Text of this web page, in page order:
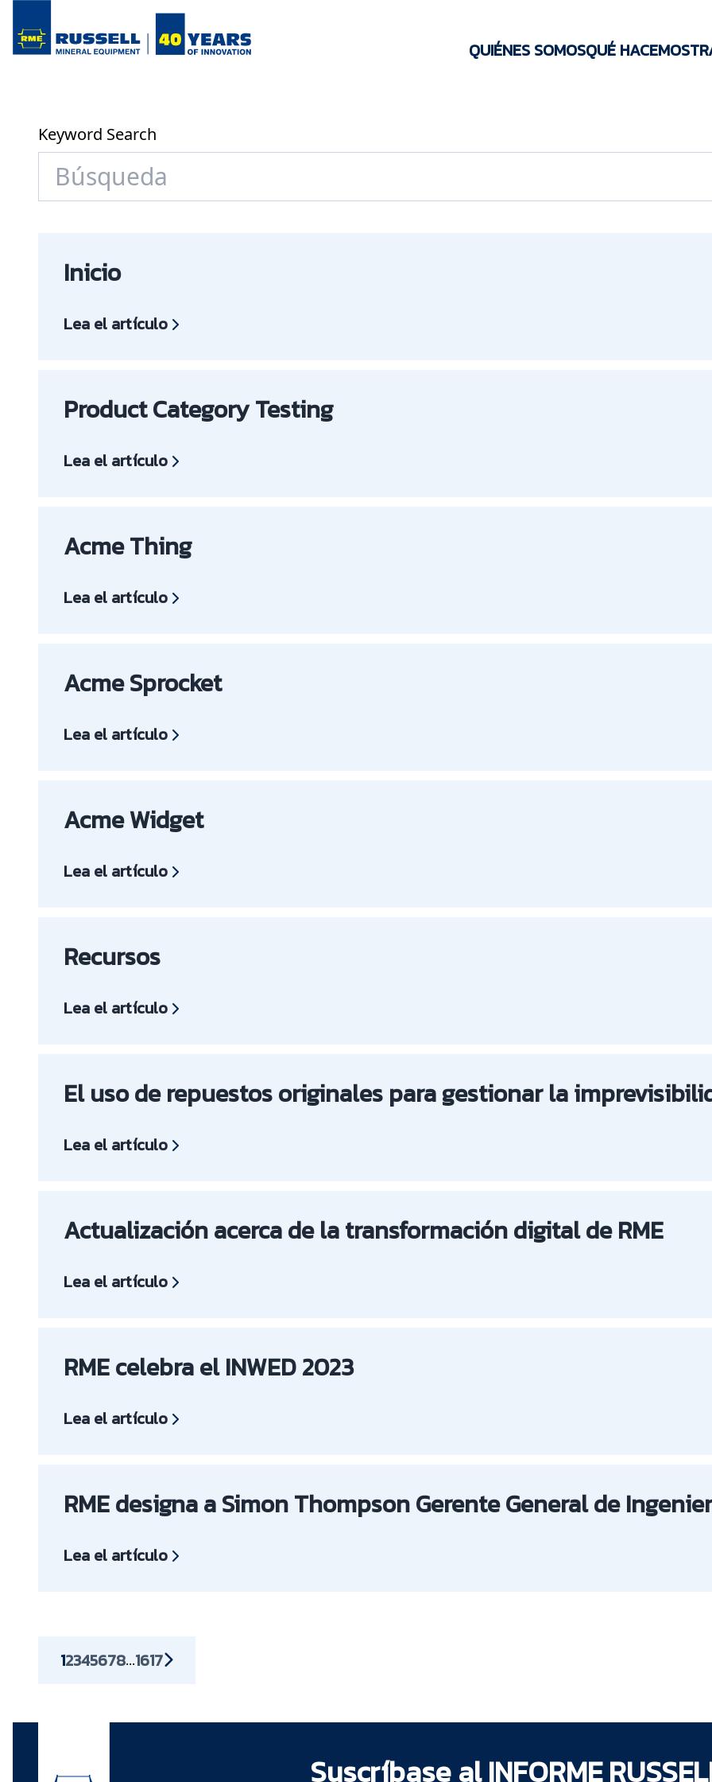
QUIÉNES SOMOSQUÉ HACEMOS
Keyword Search
Inicio
Lea el artículo
Product Category Testing
Lea el artículo
Acme Thing
Lea el artículo
Acme Sprocket
Lea el artículo
Acme Widget
Lea el artículo
Recursos
Lea el artículo
El uso de repuestos originales para gestionar la
Lea el artículo
Actualización acerca de la transformación digital de RME
Lea el artículo
RME celebra el INWED 2023
Lea el artículo
RME designa a Simon Thompson Gerente General de
Lea el artículo
12345678...1617
Suscríbase al INFORME